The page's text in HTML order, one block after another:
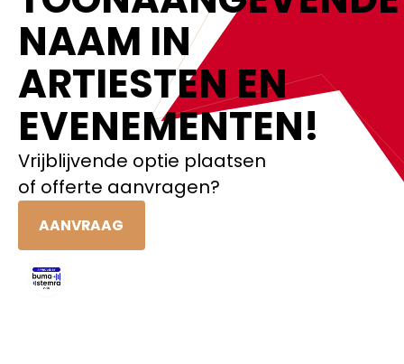
NAAM IN
ARTIESTEN EN
EVENEMENTEN!‍
Vrijblijvende optie plaatsen
of offerte aanvragen?
AANVRAAG